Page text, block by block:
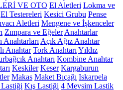
VE OTO El Aletleri Lokma ve
El Testereleri Kesici Grubu Pense
Aletleri Mengene ve İşkenceler
Zımpara ve Eğeler Anahtarlar
Anahtarları Açık Ağız Anahtar
Anahtar Tork Anahtarı Yıldız
Anahtarı Kombine Anahtar
Keskiler Keser Kargaburun
Makas Maket Bıçağı Iskarpela
Kış Lastiği 4 Mevsim Lastik